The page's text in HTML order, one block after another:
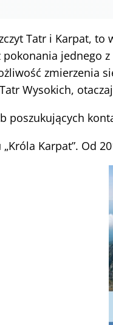
Tatr i Karpat,
jednego
zmierzenia
Wysokich,
poszukujących
„Króla Karpat”. Od